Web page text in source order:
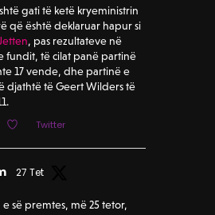
gati të ketë kryeministrin
që është deklaruar hapur si
, pas rezultateve në
fundit, të cilat panë partinë
17 vende, dhe partinë e
djathtë të Geert Wilders të
Twitter
27 Tet
së premtes, më 25 tetor,